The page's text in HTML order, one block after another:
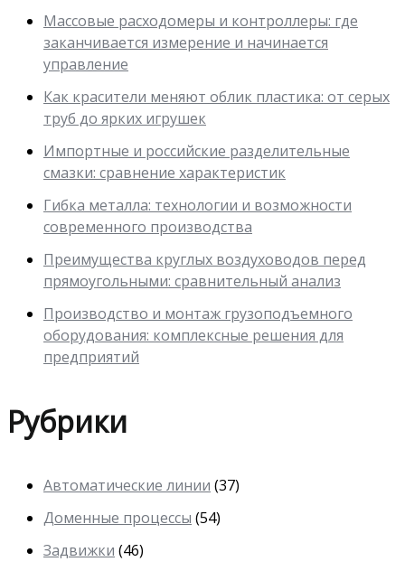
Массовые расходомеры и контроллеры: где
заканчивается измерение и начинается
управление
Как красители меняют облик пластика: от серых
труб до ярких игрушек
Импортные и российские разделительные
смазки: сравнение характеристик
Гибка металла: технологии и возможности
современного производства
Преимущества круглых воздуховодов перед
прямоугольными: сравнительный анализ
Производство и монтаж грузоподъемного
оборудования: комплексные решения для
предприятий
Рубрики
Автоматические линии (37)
Доменные процессы (54)
Задвижки (46)